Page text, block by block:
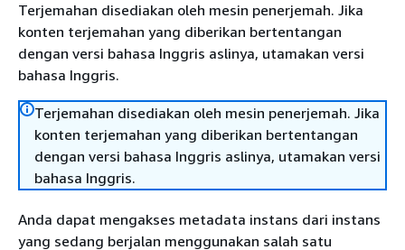
Terjemahan disediakan oleh mesin penerjemah. Jika
konten terjemahan yang diberikan bertentangan
dengan versi bahasa Inggris aslinya, utamakan versi
bahasa Inggris.
Terjemahan disediakan oleh mesin penerjemah. Jika
konten terjemahan yang diberikan bertentangan
dengan versi bahasa Inggris aslinya, utamakan versi
bahasa Inggris.
Anda dapat mengakses metadata instans dari instans
yang sedang berjalan menggunakan salah satu